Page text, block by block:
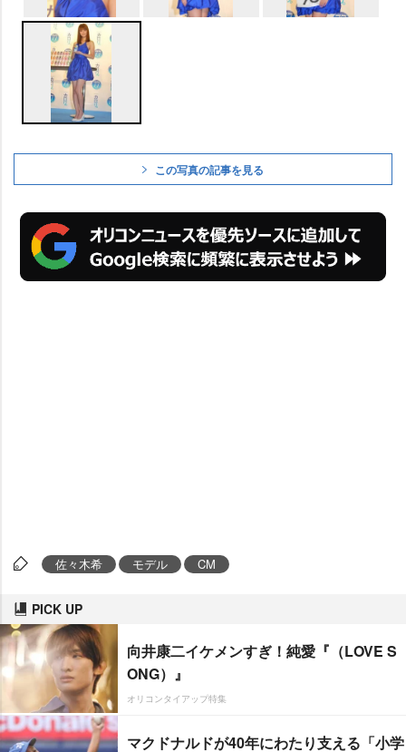
この写真の記事を見る
佐々木希 モデル CM
PICK UP
向井康二イケメンすぎ！純愛『（LOVE S
ONG）』
オリコンタイアップ特集
マクドナルドが40年にわたり支える「小学